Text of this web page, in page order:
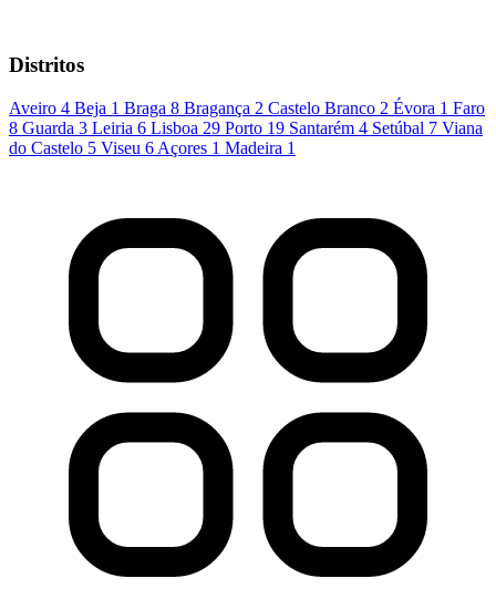
Distritos
Aveiro 4 Beja 1 Braga 8 Bragança 2 Castelo Branco 2 Évora 1 Faro
8 Guarda 3 Leiria 6 Lisboa 29 Porto 19 Santarém 4 Setúbal 7 Viana
do Castelo 5 Viseu 6 Açores 1 Madeira 1